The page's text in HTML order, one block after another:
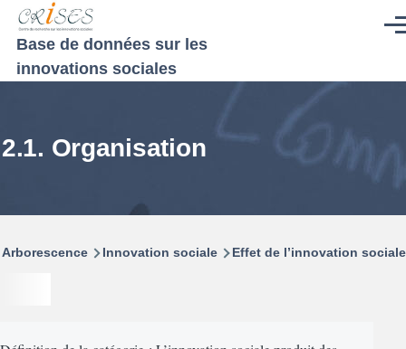
Aller au contenu principal
Base de données sur les
innovations sociales
2.1. Organisation
Fil
Arborescence Innovation sociale Effet de l’innovation sociale